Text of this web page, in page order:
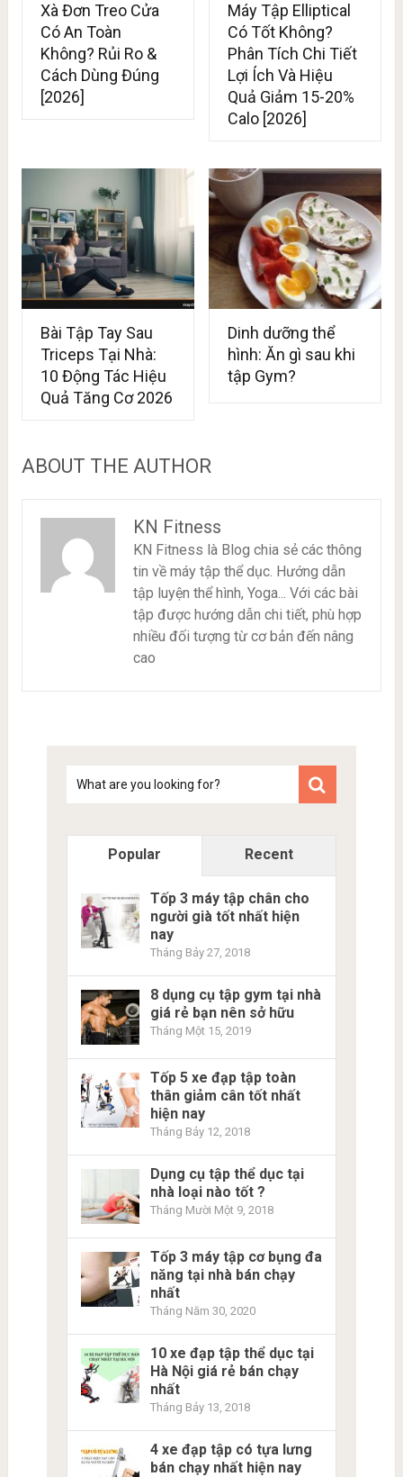
Xà Đơn Treo Cửa
Có An Toàn
Không? Rủi Ro &
Cách Dùng Đúng
[2026]
Máy Tập Elliptical
Có Tốt Không?
Phân Tích Chi Tiết
Lợi Ích Và Hiệu
Quả Giảm 15-20%
Calo [2026]
Bài Tập Tay Sau
Triceps Tại Nhà:
10 Động Tác Hiệu
Quả Tăng Cơ 2026
Dinh dưỡng thể
hình: Ăn gì sau khi
tập Gym?
ABOUT THE AUTHOR
KN Fitness
KN Fitness là Blog chia sẻ các thông
tin về máy tập thể dục. Hướng dẫn
tập luyện thể hình, Yoga... Với các bài
tập được hướng dẫn chi tiết, phù hợp
nhiều đối tượng từ cơ bản đến nâng
cao
kiem
Popular Recent
Tốp 3 máy tập chân cho
người già tốt nhất hiện
nay
Tháng Bảy 27, 2018
8 dụng cụ tập gym tại nhà
giá rẻ bạn nên sở hữu
Tháng Một 15, 2019
Tốp 5 xe đạp tập toàn
thân giảm cân tốt nhất
hiện nay
Tháng Bảy 12, 2018
Dụng cụ tập thể dục tại
nhà loại nào tốt ?
Tháng Mười Một 9, 2018
Tốp 3 máy tập cơ bụng đa
năng tại nhà bán chạy
nhất
Tháng Năm 30, 2020
10 xe đạp tập thể dục tại
Hà Nội giá rẻ bán chạy
nhất
Tháng Bảy 13, 2018
4 xe đạp tập có tựa lưng
bán chạy nhất hiện nay